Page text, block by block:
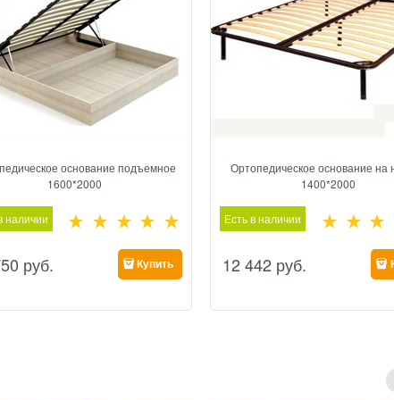
основание подъемное
1600*2000
наличии
руб. Купить
Ортопедическое основание на
1400*2000
Есть в наличии
12 442 руб.